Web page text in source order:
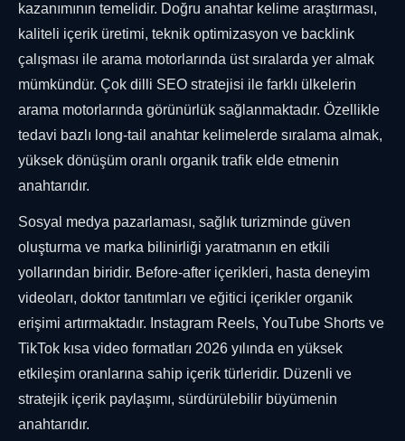
kazanımının temelidir. Doğru anahtar kelime araştırması,
kaliteli içerik üretimi, teknik optimizasyon ve backlink
çalışması ile arama motorlarında üst sıralarda yer almak
mümkündür. Çok dilli SEO stratejisi ile farklı ülkelerin
arama motorlarında görünürlük sağlanmaktadır. Özellikle
tedavi bazlı long-tail anahtar kelimelerde sıralama almak,
yüksek dönüşüm oranlı organik trafik elde etmenin
anahtarıdır.
Sosyal medya pazarlaması, sağlık turizminde güven
oluşturma ve marka bilinirliği yaratmanın en etkili
yollarından biridir. Before-after içerikleri, hasta deneyim
videoları, doktor tanıtımları ve eğitici içerikler organik
erişimi artırmaktadır. Instagram Reels, YouTube Shorts ve
TikTok kısa video formatları 2026 yılında en yüksek
etkileşim oranlarına sahip içerik türleridir. Düzenli ve
stratejik içerik paylaşımı, sürdürülebilir büyümenin
anahtarıdır.